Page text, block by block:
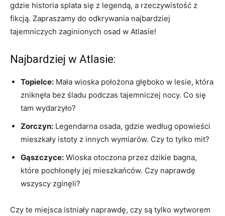
gdzie historia splata się ‌z legendą, a rzeczywistość z
fikcją. Zapraszamy do odkrywania najbardziej
⁣tajemniczych zaginionych osad w Atlasie!
Najbardziej w Atlasie:
Topielce: Mała wioska położona głęboko w lesie,‍ która
zniknęła bez śladu podczas tajemniczej nocy. Co się
tam wydarzyło?
Zorczyn: Legendarna osada, gdzie według opowieści
mieszkały istoty z innych wymiarów. Czy to tylko mit?
Gąszczyce: Wioska otoczona przez dzikie bagna,
które pochłonęły ‌jej mieszkańców. Czy naprawdę
wszyscy zginęli?
Czy te miejsca istniały naprawdę, czy są tylko‌ wytworem